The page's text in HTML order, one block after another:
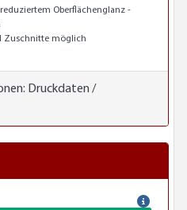
Oberflächenglanz -
Zuschnitte möglich
Druckdaten /